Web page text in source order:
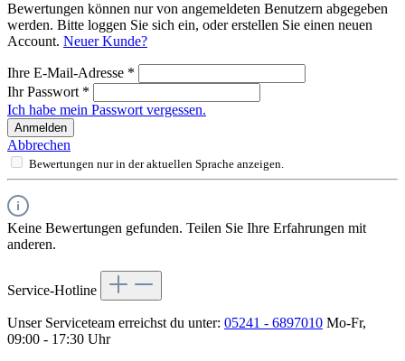
Bewertungen können nur von angemeldeten Benutzern abgegeben
werden. Bitte loggen Sie sich ein, oder erstellen Sie einen neuen
Account. Neuer Kunde?
Ihre E-Mail-Adresse *
Ihr Passwort *
Ich habe mein Passwort vergessen.
Anmelden
Abbrechen
Bewertungen nur in der aktuellen Sprache anzeigen.
Keine Bewertungen gefunden. Teilen Sie Ihre Erfahrungen mit
anderen.
Service-Hotline
Unser Serviceteam erreichst du unter: 05241 - 6897010 Mo-Fr,
09:00 - 17:30 Uhr